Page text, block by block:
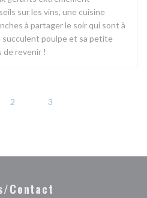
sur les vins, une cuisine
à partager le soir qui sont à
poulpe et sa petite
de revenir !
2 3
Contact